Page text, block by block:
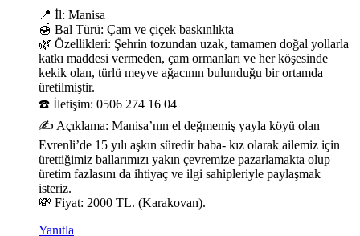
📍 İl: Manisa
🍯 Bal Türü: Çam ve çiçek baskınlıkta
🌿 Özellikleri: Şehrin tozundan uzak, tamamen doğal yollarla
katkı maddesi vermeden, çam ormanları ve her köşesinde
kekik olan, türlü meyve ağacının bulunduğu bir ortamda
üretilmiştir.
☎️ İletişim: 0506 274 16 04
✍️ Açıklama: Manisa’nın el değmemiş yayla köyü olan
Evrenli’de 15 yılı aşkın süredir baba- kız olarak ailemiz için
ürettiğimiz ballarımızı yakın çevremize pazarlamakta olup
üretim fazlasını da ihtiyaç ve ilgi sahipleriyle paylaşmak
isteriz.
💸 Fiyat: 2000 TL. (Karakovan).
Yanıtla